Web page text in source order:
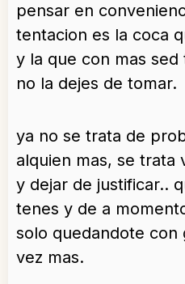
pensar en
tentacion es la coca
y la que con mas
no la dejes de tomar.
ya no se trata de
alquien mas, se trata
y dejar de justificar..
tenes y de a
solo quedandote con
vez mas.